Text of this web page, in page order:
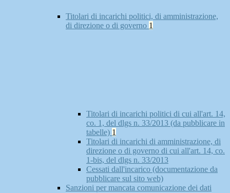
Titolari di incarichi politici, di amministrazione,
di direzione o di governo 1
Titolari di incarichi politici di cui all'art. 14,
co. 1, del dlgs n. 33/2013 (da pubblicare in
tabelle) 1
Titolari di incarichi di amministrazione, di
direzione o di governo di cui all'art. 14, co.
1-bis, del dlgs n. 33/2013
Cessati dall'incarico (documentazione da
pubblicare sul sito web)
Sanzioni per mancata comunicazione dei dati